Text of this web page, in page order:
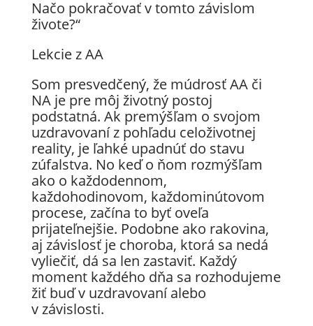
Načo pokračovať v tomto závislom
živote?“
Lekcie z AA
Som presvedčený, že múdrosť AA či
NA je pre môj životný postoj
podstatná. Ak premýšľam o svojom
uzdravovaní z pohľadu celoživotnej
reality, je ľahké upadnúť do stavu
zúfalstva. No keď o ňom rozmýšľam
ako o každodennom,
každohodinovom, každominútovom
procese, začína to byť oveľa
prijateľnejšie. Podobne ako rakovina,
aj závislosť je choroba, ktorá sa nedá
vyliečiť, dá sa len zastaviť. Každý
moment každého dňa sa rozhodujeme
žiť buď v uzdravovaní alebo
v závislosti.